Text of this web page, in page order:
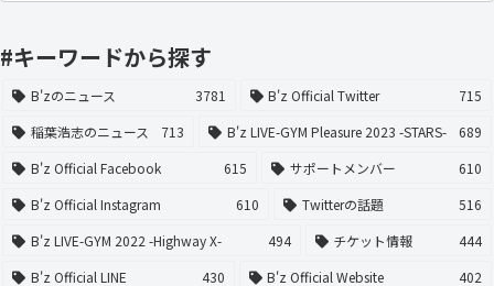
#キーワードから探す
B'zのニュース 3781 B'z Official Twitter
715
稲葉浩志のニュース
713 B'z LIVE-GYM Pleasure 2023 -STARS-
689
B'z Official Facebook
615 サポートメンバー
610
B'z Official Instagram
610 Twitterの話題
516
B'z LIVE-GYM 2022 -Highway X-
494 チケット情報
444
B'z Official LINE
430 B'z Official Website
402